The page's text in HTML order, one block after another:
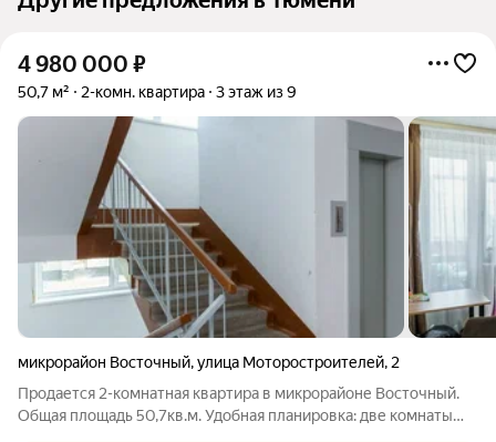
4 980 000 ₽
50,7 м² 2-комн. квартира 3 этаж из 9
микрорайон Восточный,улица Моторостроителей, 2
Продается 2-комнатная квартира в микрорайоне Восточный.
Общая площадь 50,7кв.м. Удобная планировка: две комнаты